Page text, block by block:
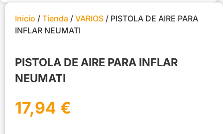
Inicio / Tienda / VARIOS / PISTOLA DE AIRE PARA
INFLAR NEUMATI
PISTOLA DE AIRE PARA INFLAR
NEUMATI
17,94 €